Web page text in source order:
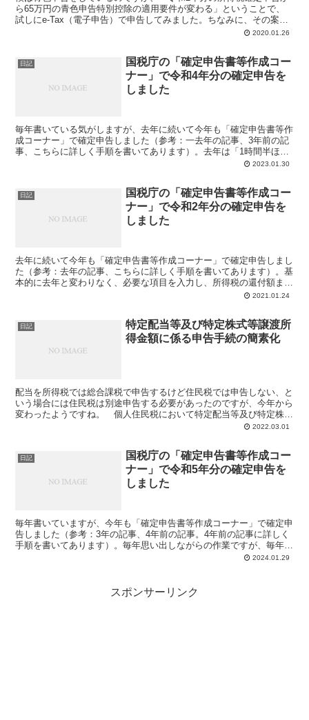
ら65万円の青色申告特別控除の適用要件が変わる」ということで、
試しにe-Tax（電子申告）で申告してみました。ちなみに、その案内
2020.01.26
日記
国税庁の「確定申告書等作成コー
ナー」で令和4年分の確定申告を
しました
毎年書いている気がしますが、去年に続いて今年も「確定申告書等作
成コーナー」で確定申告しました（参考：一去年の記事、3年前の記
事、こちらに詳しく手順を書いてあります）。去年は「1時間半ほど
で終了しました」と書いていますが、今年は1時間で終了。...2023.01.30
日記
国税庁の「確定申告書等作成コー
ナー」で令和2年分の確定申告を
しました
去年に続いて今年も「確定申告書等作成コーナー」で確定申告しまし
た（参考：去年の記事、こちらに詳しく手順を書いてあります）。基
本的に去年と変わりなく、必要な項目を入力し、所得税の還付額まで
自動で計算され、さっと終了しました。ちなみに、去年はこ...2021.01.24
日記
特定配当等及び特定株式等譲渡所
得金額に係る申告手続の簡素化
配当を所得税では総合課税で申告するけど住民税では申告しない、と
いう場合には住民税は別途申告する必要があったのですが、今年から
変わったようですね。 個人住民税において特定配当等及び特定株式
等譲渡所得金額の全部を申告不要とする場合に、確定申告書...2022.03.01
日記
国税庁の「確定申告書等作成コー
ナー」で令和5年分の確定申告を
しました
毎年書いていますが、今年も「確定申告書等作成コーナー」で確定申
告しました（参考：3年の記事、4年前の記事。4年前の記事に詳しく
手順を書いてあります）。毎年思い出しながらの作業ですが、毎年支
払い元の住所を検索しているので、今年も「一覧を作った...2024.01.29
スポンサーリンク